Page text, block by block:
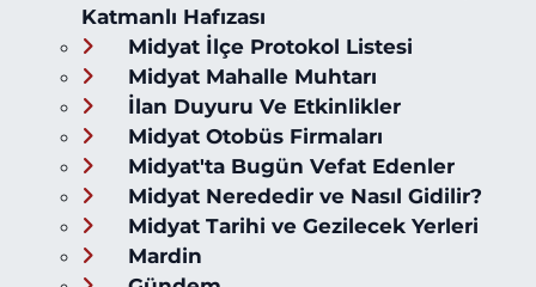
Katmanlı Hafızası
Midyat İlçe Protokol Listesi
Midyat Mahalle Muhtarı
İlan Duyuru Ve Etkinlikler
Midyat Otobüs Firmaları
Midyat'ta Bugün Vefat Edenler
Midyat Nerededir ve Nasıl Gidilir?
Midyat Tarihi ve Gezilecek Yerleri
Mardin